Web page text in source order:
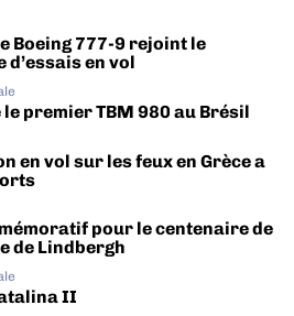
Boeing 777-9 rejoint le
d’essais en vol
premier TBM 980 au Brésil
en vol sur les feux en Grèce a
pour le centenaire de
de Lindbergh
II